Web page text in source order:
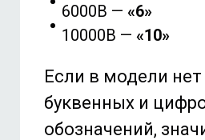
6000В — «6»
10000В — «10»
Если в модели
буквенных и
обозначений,